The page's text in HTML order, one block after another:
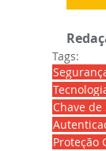
Tags:
Chave de
Proteção